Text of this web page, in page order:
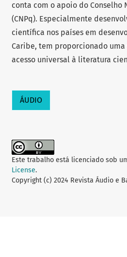
conta com o apoio do
(CNPq). Especialmente
científica nos países em
Caribe, tem proporcionado
acesso universal à literatura
ÁUDIO
Este trabalho está licenciado sob
License.
Copyright (c) 2024 Revista Áudio e